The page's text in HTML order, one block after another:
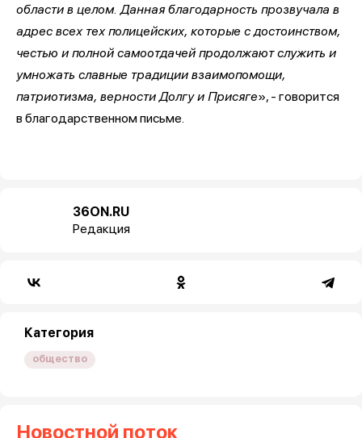
области в целом. Данная благодарность прозвучала в
адрес всех тех полицейских, которые с достоинством,
честью и полной самоотдачей продолжают служить и
умножать славные традиции взаимопомощи,
патриотизма, верности Долгу и Присяге», - говорится
в благодарственном письме.
36ON.RU
Редакция
Категория
общество
Новостной поток